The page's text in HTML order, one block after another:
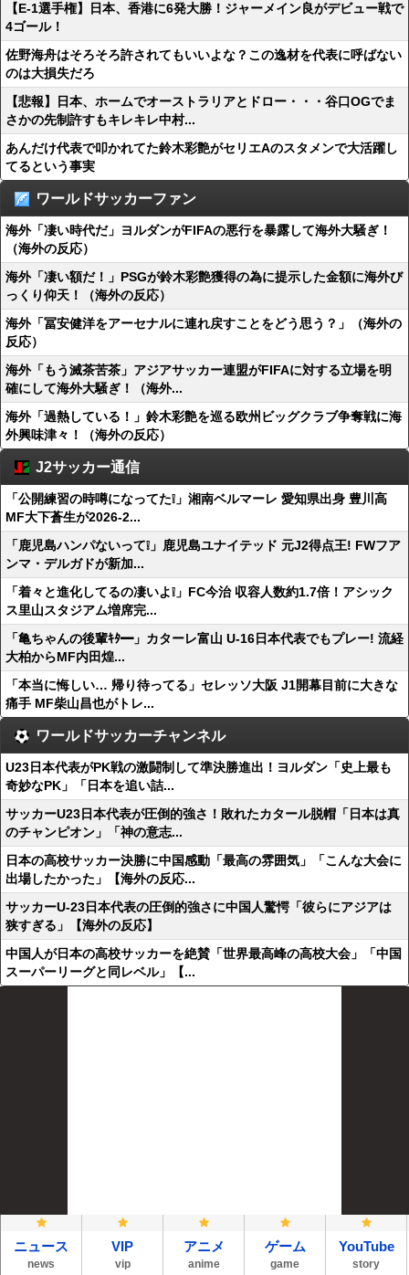
【E-1選手権】日本、香港に6発大勝！ジャーメイン良がデビュー戦で
4ゴール！
佐野海舟はそろそろ許されてもいいよな？この逸材を代表に呼ばない
のは大損失だろ
【悲報】日本、ホームでオーストラリアとドロー・・・谷口OGでま
さかの先制許すもキレキレ中村...
あんだけ代表で叩かれてた鈴木彩艶がセリエAのスタメンで大活躍し
てるという事実
ワールドサッカーファン
海外「凄い時代だ」ヨルダンがFIFAの悪行を暴露して海外大騒ぎ！
（海外の反応）
海外「凄い額だ！」PSGが鈴木彩艶獲得の為に提示した金額に海外び
っくり仰天！（海外の反応）
海外「冨安健洋をアーセナルに連れ戻すことをどう思う？」（海外の
反応）
海外「もう滅茶苦茶」アジアサッカー連盟がFIFAに対する立場を明
確にして海外大騒ぎ！（海外...
海外「過熱している！」鈴木彩艶を巡る欧州ビッグクラブ争奪戦に海
外興味津々！（海外の反応）
J2サッカー通信
「公開練習の時噂になってた❕」湘南ベルマーレ 愛知県出身 豊川高
MF大下蒼生が2026-2...
「鹿児島ハンパないって❕」鹿児島ユナイテッド 元J2得点王! FWフア
ンマ・デルガドが新加...
「着々と進化してるの凄いよ❕」FC今治 収容人数約1.7倍！アシック
ス里山スタジアム増席完...
「亀ちゃんの後輩ｷﾀ━」カターレ富山 U-16日本代表でもプレー! 流経
大柏からMF内田煌...
「本当に悔しい… 帰り待ってる」セレッソ大阪 J1開幕目前に大きな
痛手 MF柴山昌也がトレ...
ワールドサッカーチャンネル
U23日本代表がPK戦の激闘制して準決勝進出！ヨルダン「史上最も
奇妙なPK」「日本を追い詰...
サッカーU23日本代表が圧倒的強さ！敗れたカタール脱帽「日本は真
のチャンピオン」「神の意志...
日本の高校サッカー決勝に中国感動「最高の雰囲気」「こんな大会に
出場したかった」【海外の反応...
サッカーU-23日本代表の圧倒的強さに中国人驚愕「彼らにアジアは
狭すぎる」【海外の反応】
中国人が日本の高校サッカーを絶賛「世界最高峰の高校大会」「中国
スーパーリーグと同レベル」【...
ニュース
news
VIP
vip
アニメ
anime
ゲーム
game
YouTube
story